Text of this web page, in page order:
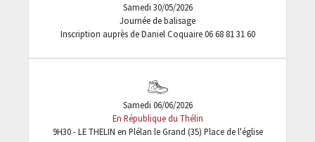
Samedi 30/05/2026
Journée de balisage
Inscription auprès de Daniel Coquaire 06 68 81 31 60
Samedi 06/06/2026
En République du Thélin
9H30 - LE THELIN en Plélan le Grand (35) Place de l'église